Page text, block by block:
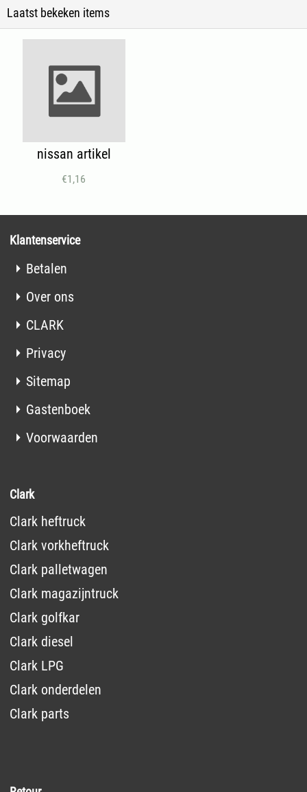
Laatst bekeken items
nissan artikel
€1,16
Klantenservice
Betalen
Over ons
CLARK
Privacy
Sitemap
Gastenboek
Voorwaarden
Clark
Clark heftruck
Clark vorkheftruck
Clark palletwagen
Clark magazijntruck
Clark golfkar
Clark diesel
Clark LPG
Clark onderdelen
Clark parts